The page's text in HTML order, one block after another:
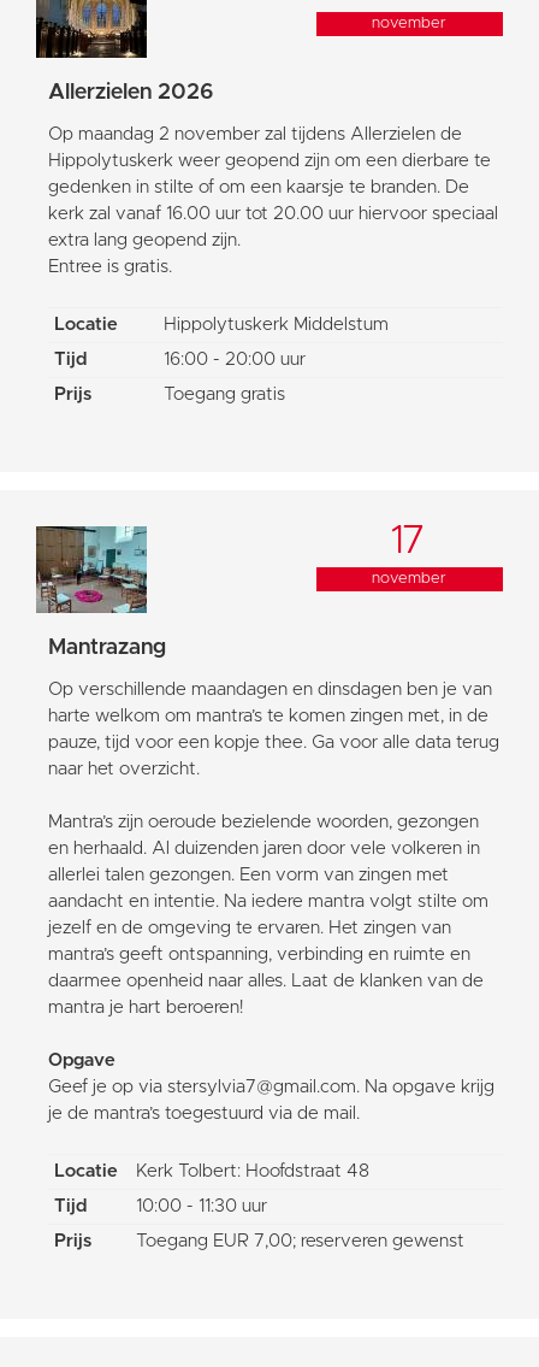
november
Allerzielen 2026
Op maandag 2 november zal tijdens Allerzielen de
Hippolytuskerk weer geopend zijn om een dierbare te
gedenken in stilte of om een kaarsje te branden. De
kerk zal vanaf 16.00 uur tot 20.00 uur hiervoor speciaal
extra lang geopend zijn.
Entree is gratis.
Locatie
Hippolytuskerk Middelstum
Tijd
16:00 - 20:00 uur
Prijs
Toegang gratis
17
november
Mantrazang
Op verschillende maandagen en dinsdagen ben je van
harte welkom om mantra’s te komen zingen met, in de
pauze, tijd voor een kopje thee. Ga voor alle data terug
naar het overzicht.
Mantra’s zijn oeroude bezielende woorden, gezongen
en herhaald. Al duizenden jaren door vele volkeren in
allerlei talen gezongen. Een vorm van zingen met
aandacht en intentie. Na iedere mantra volgt stilte om
jezelf en de omgeving te ervaren. Het zingen van
mantra’s geeft ontspanning, verbinding en ruimte en
daarmee openheid naar alles. Laat de klanken van de
mantra je hart beroeren!
Opgave
Geef je op via stersylvia7@gmail.com. Na opgave krijg
je de mantra’s toegestuurd via de mail.
Locatie
Kerk Tolbert: Hoofdstraat 48
Tijd
10:00 - 11:30 uur
Prijs
Toegang EUR 7,00; reserveren gewenst